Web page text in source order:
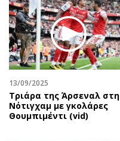
13/09/2025
Τριάρα της Άρσεναλ στη
Νότιγχαμ με γκολάρες
Θουμπιμέντι (vid)